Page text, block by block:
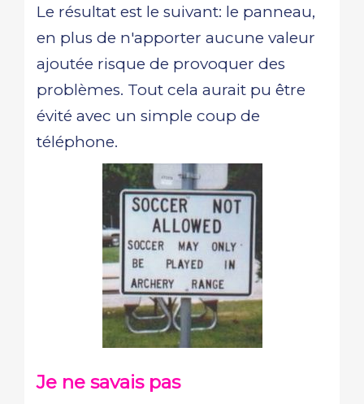
Le résultat est le suivant: le panneau,
en plus de n'apporter aucune valeur
ajoutée risque de provoquer des
problèmes. Tout cela aurait pu être
évité avec un simple coup de
téléphone.
Je ne savais pas